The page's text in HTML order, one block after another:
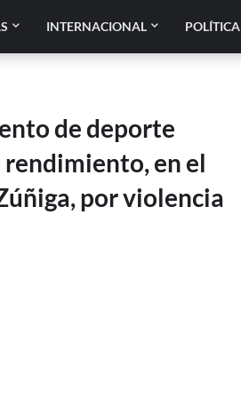
INTERNACIONAL POLÍTICA
de deporte
en el
por violencia